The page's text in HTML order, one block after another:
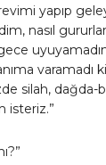
yapıp
nasıl
varamadı
silah, dağda-
isteriz.”